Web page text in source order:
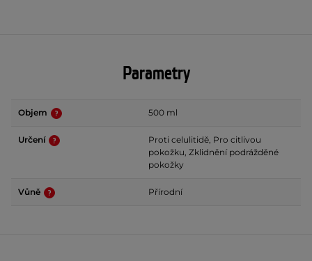
Parametry
Objem 500 ml
Určení
Proti celulitidě, Pro citlivou
pokožku, Zklidnění podrážděné
pokožky
Vůně Přírodní